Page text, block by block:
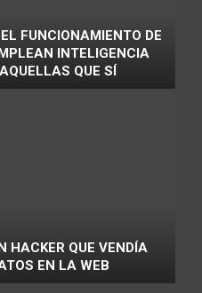
FUNCIONAMIENTO DE
INTELIGENCIA
QUE SÍ
HACKER QUE VENDÍA
EN LA WEB